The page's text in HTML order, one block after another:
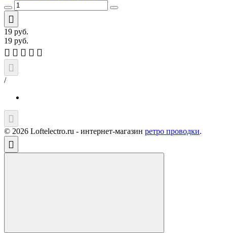
19 руб.
19 руб.
/
© 2026 Loftelectro.ru - интернет-магазин ретро проводки.